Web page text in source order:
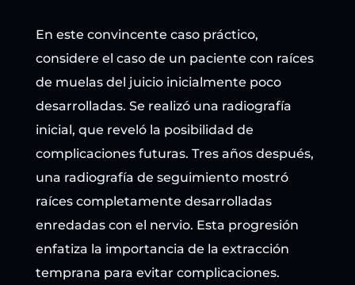
En este convincente caso práctico,
considere el caso de un paciente con raíces
de muelas del juicio inicialmente poco
desarrolladas. Se realizó una radiografía
inicial, que reveló la posibilidad de
complicaciones futuras. Tres años después,
una radiografía de seguimiento mostró
raíces completamente desarrolladas
enredadas con el nervio. Esta progresión
enfatiza la importancia de la extracción
temprana para evitar complicaciones.